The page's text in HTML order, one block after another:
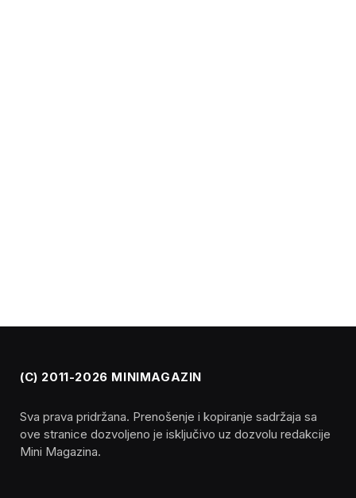
(C) 2011-2026 MINIMAGAZIN
Sva prava pridržana. Prenošenje i kopiranje sadržaja sa
ove stranice dozvoljeno je isključivo uz dozvolu redakcije
Mini Magazina.